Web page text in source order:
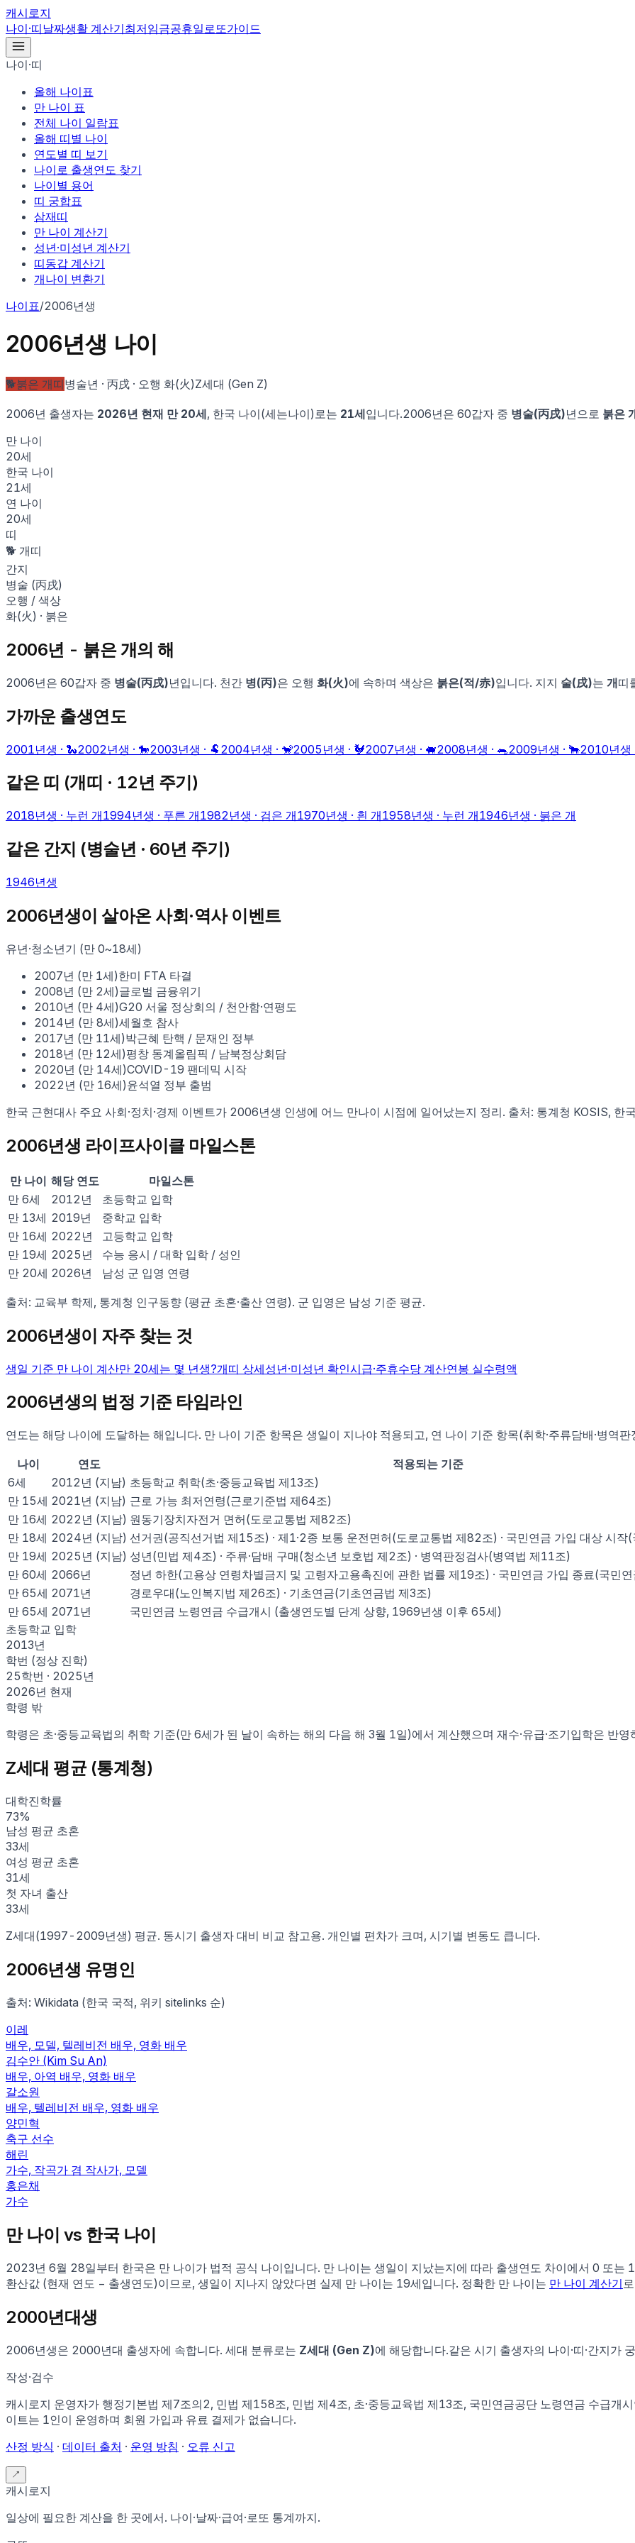
캐시로지
나이·띠날짜생활 계산기최저임금공휴일로또가이드
나이·띠
올해 나이표
만 나이 표
전체 나이 일람표
올해 띠별 나이
연도별 띠 보기
나이로 출생연도 찾기
나이별 용어
띠 궁합표
삼재띠
만 나이 계산기
성년·미성년 계산기
띠동갑 계산기
개나이 변환기
나이표/2006년생
2006년생 나이
🐕붉은 개띠병술년 · 丙戌 · 오행 화(火)Z세대 (Gen Z)
2006년 출생자는 2026년 현재 만 20세, 한국 나이(세는나이)로는 21세입니다.2006년은 60갑자 중 병술(丙戌)년으로 붉은
만 나이
20세
한국 나이
21세
연 나이
20세
띠
🐕 개띠
간지
병술 (丙戌)
오행 / 색상
화(火) · 붉은
2006년 - 붉은 개의 해
2006년은 60갑자 중 병술(丙戌)년입니다. 천간 병(丙)은 오행 화(火)에 속하며 색상은 붉은(적/赤)입니다. 지지 술(戌)는 개띠
가까운 출생연도
2001년생 · 🐍2002 년생 · 🐎2003년생 · 🐏 2004년생 · 🐒2005 년생 · 🐓2007년생 · 🐖2008년생 · 🐀2009년생 · 🐂2010년생
같은 띠 (개띠 · 12년 주기)
2018년생 · 누런 개1994년생 · 푸른 개1982년생 · 검은 개1970년생 · 흰 개1958년생 · 누런 개1946년생 · 붉은 개
같은 간지 (병술년 · 60년 주기)
1946년생
2006년생이 살아온 사회·역사 이벤트
유년·청소년기 (만 0~18세)
2007년 (만 1세)한미 FTA 타결
2008년 (만 2세)글로벌 금융위기
2010년 (만 4세)G20 서울 정상회의 / 천안함·연평도
2014년 (만 8세)세월호 참사
2017년 (만 11세)박근혜 탄핵 / 문재인 정부
2018년 (만 12세)평창 동계올림픽 / 남북정상회담
2020년 (만 14세)COVID-19 팬데믹 시작
2022 년 (만 16세)윤석열 정부 출범
한국 근현대사 주요 사회·정치·경제 이벤트가 2006년생 인생에 어느 만나이 시점에 일어났는지 정리. 출처: 통계청 KOSIS, 한
2006년생 라이프사이클 마일스톤
만 나이 해당 연도
마일스톤
만 6세 2012 년
초등학교 입학
만 13세 2019년
중학교 입학
만 16세 2022 년
고등학교 입학
만 19세 2025 년
수능 응시 / 대학 입학 / 성인
만 20세 2026년 남성 군 입영 연령
출처: 교육부 학제, 통계청 인구동향 (평균 초혼·출산 연령). 군 입영은 남성 기준 평균.
2006년생이 자주 찾는 것
생일 기준 만 나이 계산만 20세는 몇 년생?개띠 상세성년·미성년 확인시급·주휴수당 계산연봉 실수령액
2006년생의 법정 기준 타임라인
연도는 해당 나이에 도달하는 해입니다. 만 나이 기준 항목은 생일이 지나야 적용되고, 연 나이 기준 항목(취학·주류담배·병역
나이 연도
적용되는 기준
6세 2012 년 (지남) 초등학교 취학(초·중등교육법 제13조)
만 15세 2021년 (지남) 근로 가능 최저연령(근로기준법 제64조)
만 16세 2022 년 (지남) 원동기장치자전거 면허(도로교통법 제82조)
만 18세 2024년 (지남) 선거권(공직선거법 제15조) · 제1·2종 보통 운전면허(도로교통법 제82조) · 국민연금 가입 대상 시작
만 19세 2025 년 (지남) 성년(민법 제4조) · 주류·담배 구매(청소년 보호법 제2조) · 병역판정검사(병역법 제11조)
만 60세 2066년
정년 하한(고용상 연령차별금지 및 고령자고용촉진에 관한 법률 제19조) · 국민연금 가입 종료(국민
만 65세 2071년
경로우대(노인복지법 제26조) · 기초연금(기초연금법 제3조)
만 65세 2071년
국민연금 노령연금 수급개시 (출생연도별 단계 상향, 1969년생 이후 65세)
초등학교 입학
2013년
학번 (정상 진학)
25학번 · 2025 년
2026년 현재
학령 밖
학령은 초·중등교육법의 취학 기준(만 6세가 된 날이 속하는 해의 다음 해 3월 1일)에서 계산했으며 재수·유급·조기입학은 반영
Z세대 평균 (통계청)
대학진학률
73%
남성 평균 초혼
33세
여성 평균 초혼
31세
첫 자녀 출산
33세
Z세대(1997 - 2009년생) 평균. 동시기 출생자 대비 비교 참고용. 개인별 편차가 크며, 시기별 변동도 큽니다.
2006년생 유명인
출처: Wikidata (한국 국적, 위키 sitelinks 순)
이레
배우, 모델, 텔레비전 배우, 영화 배우
김수안 (Kim Su An)
배우, 아역 배우, 영화 배우
갈소원
배우, 텔레비전 배우, 영화 배우
양민혁
축구 선수
해린
가수, 작곡가 겸 작사가, 모델
홍은채
가수
만 나이 vs 한국 나이
2023년 6월 28일부터 한국은 만 나이가 법적 공식 나이입니다. 만 나이는 생일이 지났는지에 따라 출생연도 차이에서 0 또는
환산값 (현재 연도 − 출생연도)이므로, 생일이 지나지 않았다면 실제 만 나이는 19세입니다. 정확한 만 나이는 만 나이 계산기
2000년대생
2006년생은 2000년대 출생자에 속합니다. 세대 분류로는 Z세대 (Gen Z)에 해당합니다.같은 시기 출생자의 나이·띠·간지가
작성·검수
캐시로지 운영자가 행정기본법 제7조의2, 민법 제158조, 민법 제4조, 초·중등교육법 제13조, 국민연금공단 노령연금 수급개시
이트는 1인이 운영하며 회원 가입과 유료 결제가 없습니다.
산정 방식 · 데이터 출처 · 운영 방침 · 오류 신고
↗
캐시로지
일상에 필요한 계산을 한 곳에서. 나이·날짜·급여·로또 통계까지.